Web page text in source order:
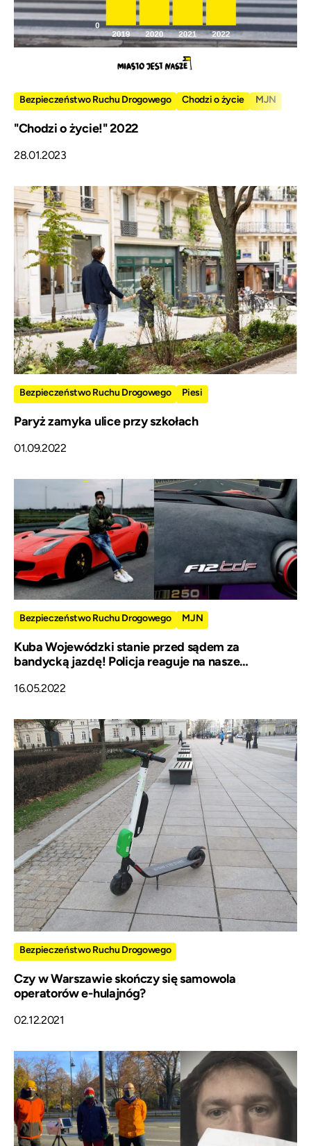
Bezpieczeństwo Ruchu Drogowego Chodzi o życie MJN
"Chodzi o życie!" 2022
28.01.2023
Bezpieczeństwo Ruchu Drogowego Piesi
Paryż zamyka ulice przy szkołach
01.09.2022
Bezpieczeństwo Ruchu Drogowego MJN
Kuba Wojewódzki stanie przed sądem za
bandycką jazdę! Policja reaguje na nasze
16.05.2022
Bezpieczeństwo Ruchu Drogowego
Czy w Warszawie skończy się samowola
operatorów e-hulajnóg?
02.12.2021